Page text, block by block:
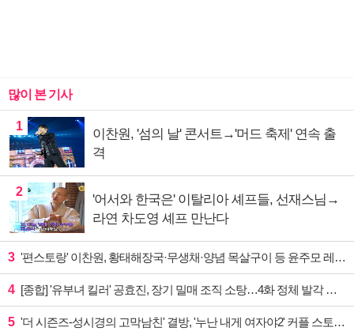
많이 본 기사
1
이찬원, '섬의 날' 콘서트→'머드 축제' 연속 출
격
2
'어서와 한국은' 이탈리아 셰프들, 선재스님→
라연 차도영 셰프 만난다
3 '편스토랑' 이찬원, 황태해장국·무생채·양념 목살구이 등 윤주모 레시피 섭렵
4 [종합] '유부녀 킬러' 공효진, 장기 밀매 조직 소탕…4화 정체 발각 위기 예고
5 '더 시즌즈-성시경의 고막남친' 결방, '누난 내게 여자야2' 커플 스토리 편성